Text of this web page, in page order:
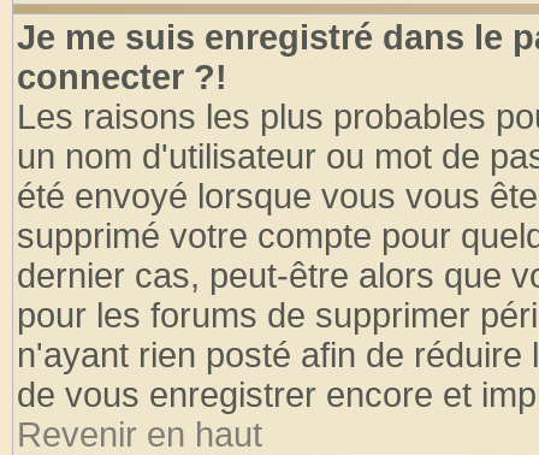
Je me suis enregistré dans le
connecter ?!
Les raisons les plus probables
un nom d'utilisateur ou mot de
été envoyé lorsque vous vous
supprimé votre compte pour
dernier cas, peut-être alors que
pour les forums de supprimer
n'ayant rien posté afin de
de vous enregistrer encore et
Revenir en haut